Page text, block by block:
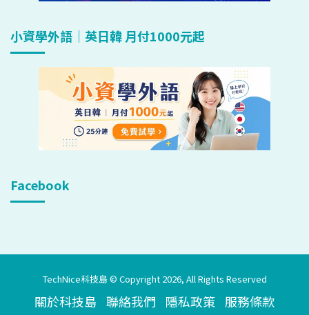
小資學外語｜英日韓 月付1000元起
Facebook
TechNice科技島 © Copyright 2026, All Rights Reserved
關於科技島 聯絡我們 隱私政策 服務條款